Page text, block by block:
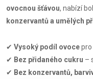
ovocnou šťávou, nabízí
konzervantů a umělých
✔ Vysoký podíl ovoce
✔ Bez přidaného cukru –
✔ Bez konzervantů,